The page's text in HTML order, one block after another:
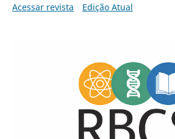
Acessar revista
Edição Atual